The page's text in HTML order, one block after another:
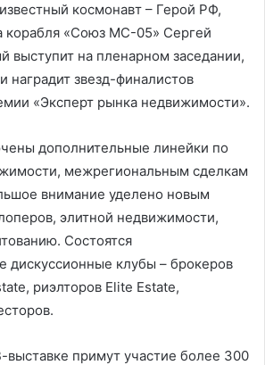
космонавт – Герой РФ,
корабля «Союз МС-05» Сергей
выступит на пленарном заседании,
наградит звезд-финалистов
«Эксперт рынка недвижимости».
дополнительные линейки по
межрегиональным сделкам
внимание уделено новым
элитной недвижимости,
Состоятся
дискуссионные клубы – брокеров
риэлторов Elite Estate,
примут участие более 300